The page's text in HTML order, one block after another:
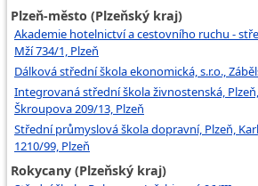
Plzeň-město (Plzeňský kraj)
Akademie hotelnictví a cestovního ruchu -
Mží 734/1, Plzeň
Dálková střední škola ekonomická, s.r.o.,
Integrovaná střední škola živnostenská,
Škroupova 209/13, Plzeň
Střední průmyslová škola dopravní, Plzeň,
1210/99, Plzeň
Rokycany (Plzeňský kraj)